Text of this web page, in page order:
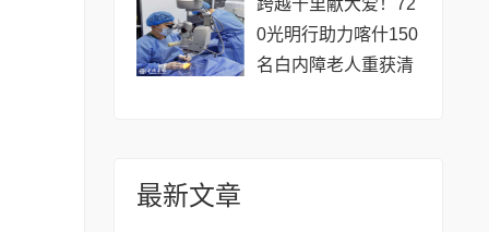
跨越千里献大爱！72
0光明行助力喀什150
名白内障老人重获清
最新文章